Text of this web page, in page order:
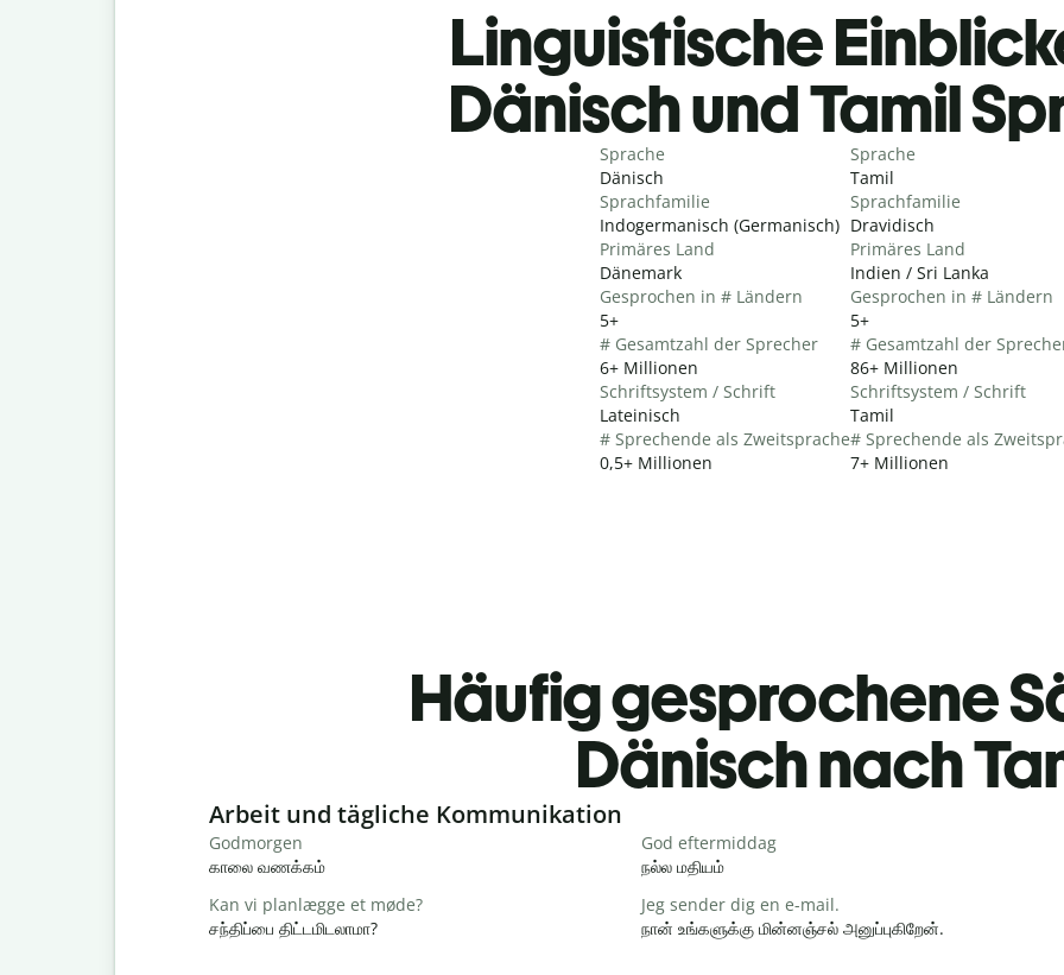
Linguistische
Dänisch und Tamil
Sprache
Dänisch
Sprachfamilie
Indogermanisch (Germanisch)
Primäres Land
Dänemark
Gesprochen in # Ländern
5+
# Gesamtzahl der Sprecher
6+ Millionen
Schriftsystem / Schrift
Lateinisch
# Sprechende als Zweitsprache
0,5+ Millionen
Sprache
Tamil
Sprachfamilie
Dravidisch
Primäres Land
Indien / Sri Lanka
Gesprochen in # Ländern
5+
# Gesamtzahl der
86+ Millionen
Schriftsystem / Schrift
Tamil
# Sprechende als
7+ Millionen
Häufig gesprochene
Dänisch nach
Slide 1 of 6
Arbeit und tägliche Kommunikation
Godmorgen
காலை வணக்கம்
God eftermiddag
நல்ல மதியம்
Kan vi planlægge et møde?
சந்திப்பை திட்டமிடலாமா?
Jeg sender dig en e-mail.
நான் உங்களுக்கு மின்னஞ்சல் அனுப்புகிறேன்.